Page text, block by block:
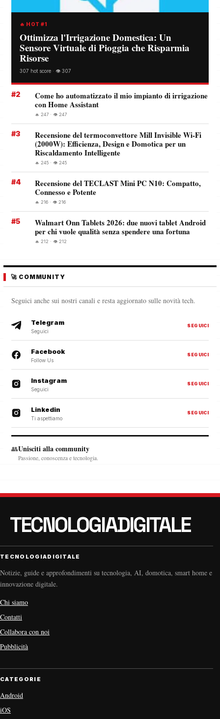
🔥 HOT #1
Ottimizza l'Irrigazione Domestica: Un
Sensore Virtuale di Pioggia che Risparmia
Risorse
307 hot score · 👁️ 307
#2
Come ho automatizzato il mio impianto di irrigazione
con Home Assistant
🔥 247 · 👁️ 247
#3
Recensione del termoconvettore Mill Invisible Wi-Fi
(2000W): Efficienza, Design e Domotica per un
Riscaldamento Intelligente
🔥 245 · 👁️ 245
#4
Recensione del TECLAST Mini PC N10: Compatto,
Connesso e Potente
🔥 216 · 👁️ 216
#5
Walmart Onn Tablets 2026: due nuovi tablet Android
per chi vuole qualità senza spendere una fortuna
🔥 212 · 👁️ 212
🚀 COMMUNITY
Seguici anche sui nostri canali e resta aggiornato sulle novità tech.
Telegram
Seguici
SEGUICI
Facebook
Follow Us
SEGUICI
Instagram
Seguici
SEGUICI
Linkedin
Ti aspettiamo
SEGUICI
👥Unisciti alla community
Passione, conoscenza e tecnologia.
TECNOLOGIADIGITALE
Notizie, guide e approfondimenti su tecnologia, AI, domotica, smart home e
innovazione digitale.
Chi siamo
Contatti
Collabora con noi
Pubblicità
CATEGORIE
Android
iOS